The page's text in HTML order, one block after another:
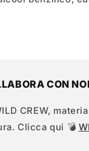
CON
CREW,
Clicca qui 💣